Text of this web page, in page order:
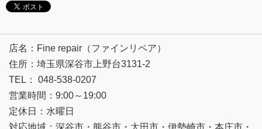
店名：Fine repair（ファインリペア）
住所：埼玉県深谷市上野台3131-2
TEL： 048-538-0207
営業時間：9:00～19:00
定休日：水曜日
対応地域：深谷市・熊谷市・太田市・伊勢崎市・本庄市・